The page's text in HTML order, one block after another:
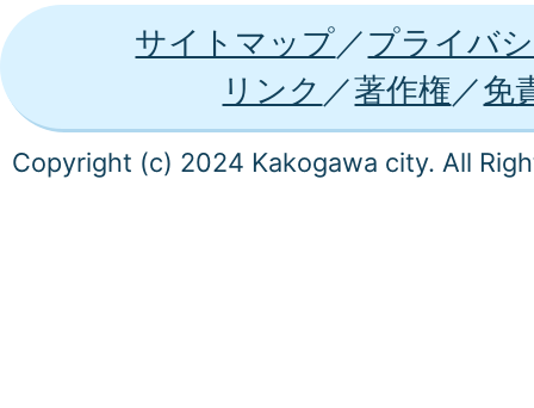
サイトマップ
プライバ
リンク
著作権 免
Copyright (c) 2024 Kakogawa city. All